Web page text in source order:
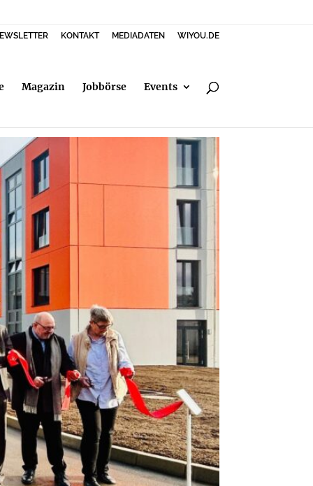
KONTAKT MEDIADATEN WIYOU.DE
Magazin Jobbörse Events